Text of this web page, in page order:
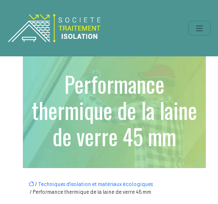
Performance
thermique de la laine
de verre 45 mm
/ Techniques d'isolation et matériaux écologiques
/ Performance thermique de la laine de verre 45 mm